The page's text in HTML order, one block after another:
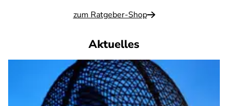
zum Ratgeber-Shop
Aktuelles